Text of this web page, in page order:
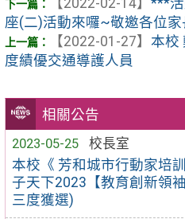
相關公告
2023-05-25
校長室
本校《 芳和城市行動家培
子天下2023【教育創新領
三度獲選)
【2022-02-14】 ***
座(二)活動來囉~敬邀各位家
【2022-01-27】 本校
度績優交通導護人員